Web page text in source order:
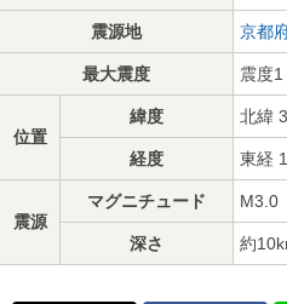
震源地 京都
最大震度 震度1
位置
緯度 北緯
経度 東経
震源
マグニチュード M3.0
深さ 約